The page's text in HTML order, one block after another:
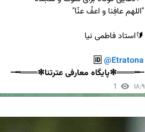
🔰استاد فاطمی نیا
🆔 @Etratona
┄┅═══✼پایگاه معارفی عترتنا✼═══┅┄
1 ۱۸:۹